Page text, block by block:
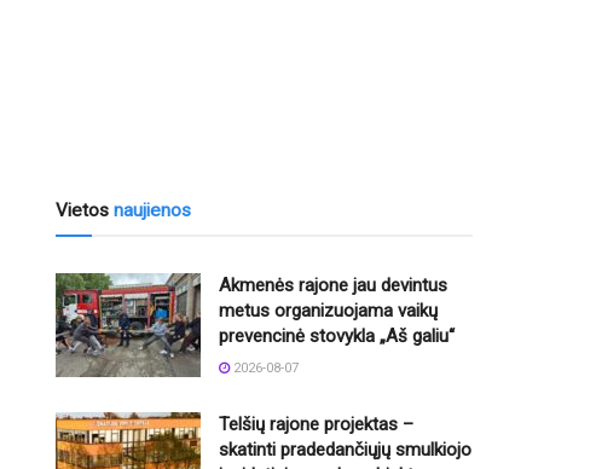
Vietos naujienos
Akmenės rajone jau devintus
metus organizuojama vaikų
prevencinė stovykla „Aš galiu“
2026-08-07
Telšių rajone projektas –
skatinti pradedančiųjų smulkiojo